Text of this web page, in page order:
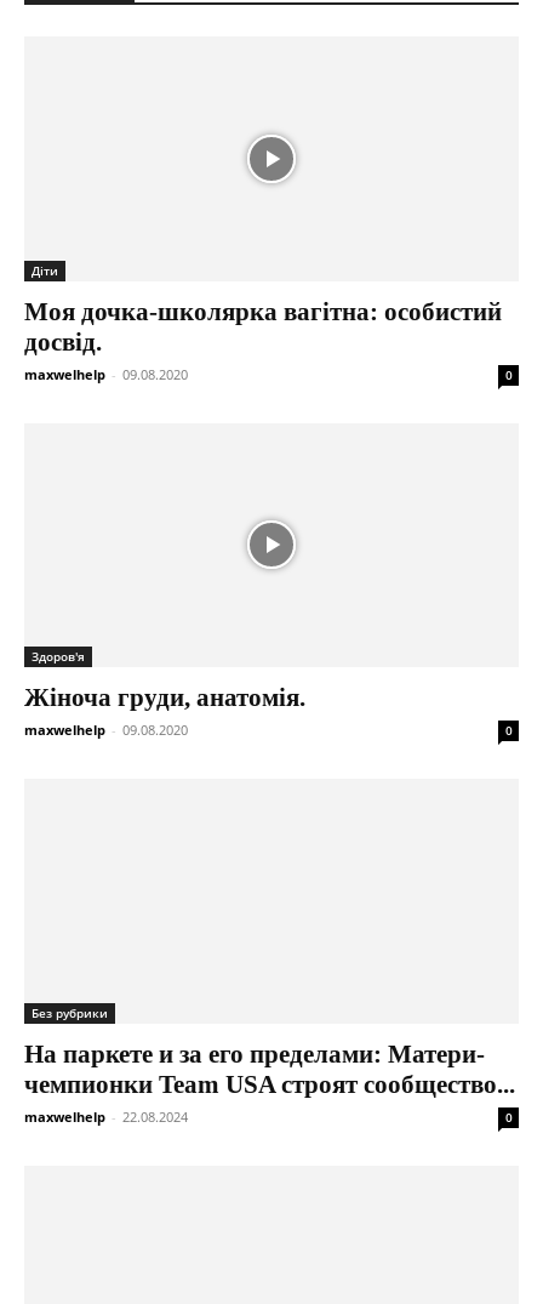
Діти
Моя дочка-школярка вагітна: особистий
досвід.
maxwelhelp - 09.08.2020 0
Здоров'я
Жіноча груди, анатомія.
maxwelhelp - 09.08.2020 0
Без рубрики
На паркете и за его пределами: Матери-
чемпионки Team USA строят сообщество...
maxwelhelp - 22.08.2024 0